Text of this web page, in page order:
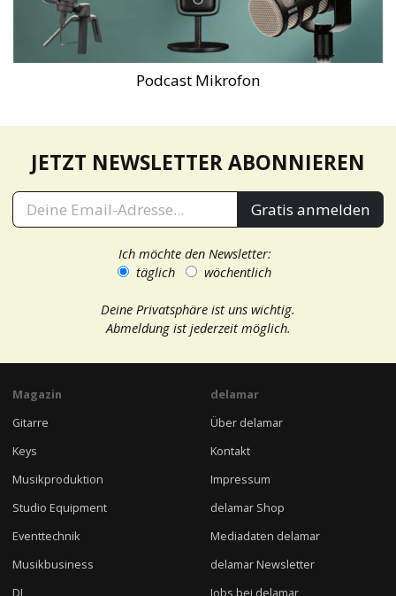
Podcast Mikrofon
JETZT NEWSLETTER ABONNIEREN
Gratis anmelden
Ich möchte den Newsletter:
täglich
wöchentlich
Deine Privatsphäre ist uns wichtig.
Abmeldung ist jederzeit möglich.
Magazin
Gitarre
Keys
Musikproduktion
Studio Equipment
Eventtechnik
Musikbusiness
DJ
delamar
Über delamar
Kontakt
Impressum
delamar Shop
Mediadaten delamar
delamar Newsletter
Jobs bei delamar